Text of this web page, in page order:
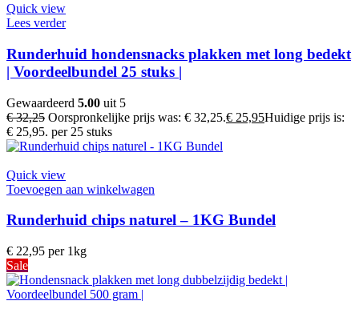
Quick view
Lees verder
Runderhuid hondensnacks plakken met long bedekt
| Voordeelbundel 25 stuks |
Gewaardeerd 5.00 uit 5
€32,25 Oorspronkelijke prijs was: € 32,25.€ 25,95Huidige prijs is:
€ 25,95. per 25 stuks
Quick view
Toevoegen aan winkelwagen
Runderhuid chips naturel – 1KG Bundel
€ 22,95 per 1kg
Sale